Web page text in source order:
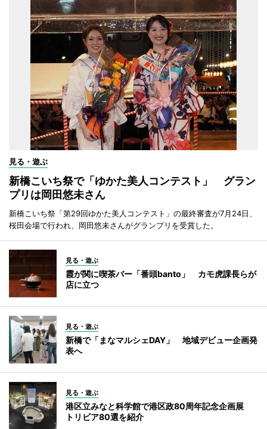
見る・遊ぶ
新橋こいち祭で「ゆかた美人コンテスト」 グラン
プリは岡田悠未さん
新橋こいち祭「第29回ゆかた美人コンテスト」の最終審査が7月24日、
桜田会場で行われ、岡田悠未さんがグランプリを受賞した。
見る・遊ぶ
霞が関に喫茶バー「番頭banto」 カモ虎課長らが
店に立つ
見る・遊ぶ
新橋で「まなマルシェDAY」 地域デビュー企画発
表へ
見る・遊ぶ
港区立みなと科学館で港区政80周年記念企画展
トリビア80選を紹介